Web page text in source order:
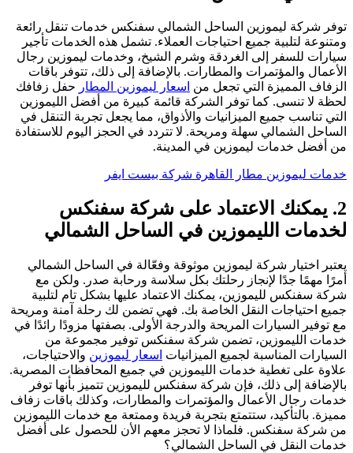
توفر شركة ليموزين الساحل الشمالي سفنكس خدمات تنقل رائعة
ومتنوعة لتلبية جميع احتياجات العملاء. تشمل هذه الخدمات تأجير
سيارات للسفر إلى الغردقة وشرم الشيخ، وخدمات ليموزين رجال
الأعمال والمؤتمرات والمطارات. بالإضافة إلى ذلك، تتوفر باقات
الزفاف المميزة التي تجعل من اسعار ليموزين المطار حفل زفافك
لحظة لا تنسى. كما توفر الشركة قائمة كبيرة من أفضل الليموزين
التي تناسب جميع الميزانيات والأذواق، مما يجعل تجربة التنقل في
الساحل الشمالي سهلة ومريحة. لا تتردد في الحجز اليوم للاستفادة
من أفضل خدمات ليموزين في المدينة.
خدمات ليموزين مطار القاهرة شركة بيست ايفر
2. يمكنك الاعتماد على شركة سفنكس
لخدمات الليموزين في الساحل الشمالي
يعتبر اختيار شركة ليموزين موثوقة وفعّالة في الساحل الشمالي
أمرًا مهمًا جدًا لإنجاز رحلتك بكل سلاسة ورحابة صدر. ولكن مع
شركة سفنكس لليموزين، يمكنك الاعتماد عليها بشكل تام لتلبية
جميع احتياجات النقل الخاصة بك. فهي تضمن لك رحلة آمنة ومريحة
مع توفير السيارات المريحة والدرجة الأولى. بصفتها مزودًا رائدًا في
خدمات الليموزين، تضمن شركة سفنكس توفير مجموعة من
السيارات المناسبة لجميع الميزانيات اسعار ليموزين والاحتياجات،
علاوة على تغطية خدمات الليموزين في جميع المحافظات المصرية.
بالإضافة إلى ذلك، فإن شركة سفنكس لليموزين تتميز بأنها توفر
خدمات رجال الأعمال والمؤتمرات والمطارات، وكذلك باقات زفاف
مميزة. بالتأكيد، ستتمتع بتجربة فريدة وممتعة مع خدمات الليموزين
من شركة سفنكس. فلماذا لا تحجز معهم الأن للحصول على أفضل
خدمات النقل في الساحل الشمالي؟